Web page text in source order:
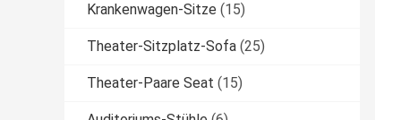
Krankenwagen-Sitze (15)
Theater-Sitzplatz-Sofa (25)
Theater-Paare Seat (15)